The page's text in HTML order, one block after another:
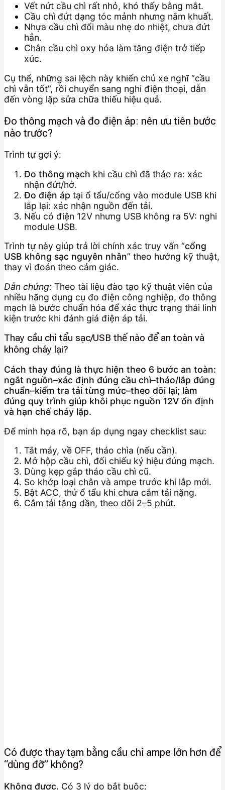
Vết nứt cầu chì rất nhỏ, khó thấy bằng mắt.
Cầu chì đứt dạng tóc mảnh nhưng nằm khuất.
Nhựa cầu chì đổi màu nhẹ do nhiệt, chưa đứt
hẳn.
Chân cầu chì oxy hóa làm tăng điện trở tiếp
xúc.
Cụ thể, những sai lệch này khiến chủ xe nghĩ “cầu
chì vẫn tốt”, rồi chuyển sang nghi điện thoại, dẫn
đến vòng lặp sửa chữa thiếu hiệu quả.
Đo thông mạch và đo điện áp: nên ưu tiên bước
nào trước?
Trình tự gợi ý:
Đo thông mạch khi cầu chì đã tháo ra: xác
nhận đứt/hở.
Đo điện áp tại ổ tẩu/cổng vào module USB khi
lắp lại: xác nhận nguồn đến tải.
Nếu có điện 12V nhưng USB không ra 5V: nghi
module USB.
Trình tự này giúp trả lời chính xác truy vấn “cổng
USB không sạc nguyên nhân” theo hướng kỹ thuật,
thay vì đoán theo cảm giác.
Dẫn chứng: Theo tài liệu đào tạo kỹ thuật viên của
nhiều hãng dụng cụ đo điện công nghiệp, đo thông
mạch là bước chuẩn hóa để xác thực trạng thái linh
kiện trước khi đánh giá điện áp tải.
Thay cầu chì tẩu sạc/USB thế nào để an toàn và
không cháy lại?
Cách thay đúng là thực hiện theo 6 bước an toàn:
ngắt nguồn–xác định đúng cầu chì–tháo/lắp đúng
chuẩn–kiểm tra tải từng mức–theo dõi lại; làm
đúng quy trình giúp khôi phục nguồn 12V ổn định
và hạn chế cháy lặp.
Để minh họa rõ, bạn áp dụng ngay checklist sau:
Tắt máy, về OFF, tháo chìa (nếu cần).
Mở hộp cầu chì, đối chiếu ký hiệu đúng mạch.
Dùng kẹp gắp tháo cầu chì cũ.
So khớp loại chân và ampe trước khi lắp mới.
Bật ACC, thử ổ tẩu khi chưa cắm tải nặng.
Cắm tải tăng dần, theo dõi 2–5 phút.
Có được thay tạm bằng cầu chì ampe lớn hơn để
“dùng đỡ” không?
Không được. Có 3 lý do bắt buộc: